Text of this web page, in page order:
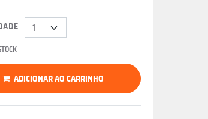
ADICIONAR AO CARRINHO